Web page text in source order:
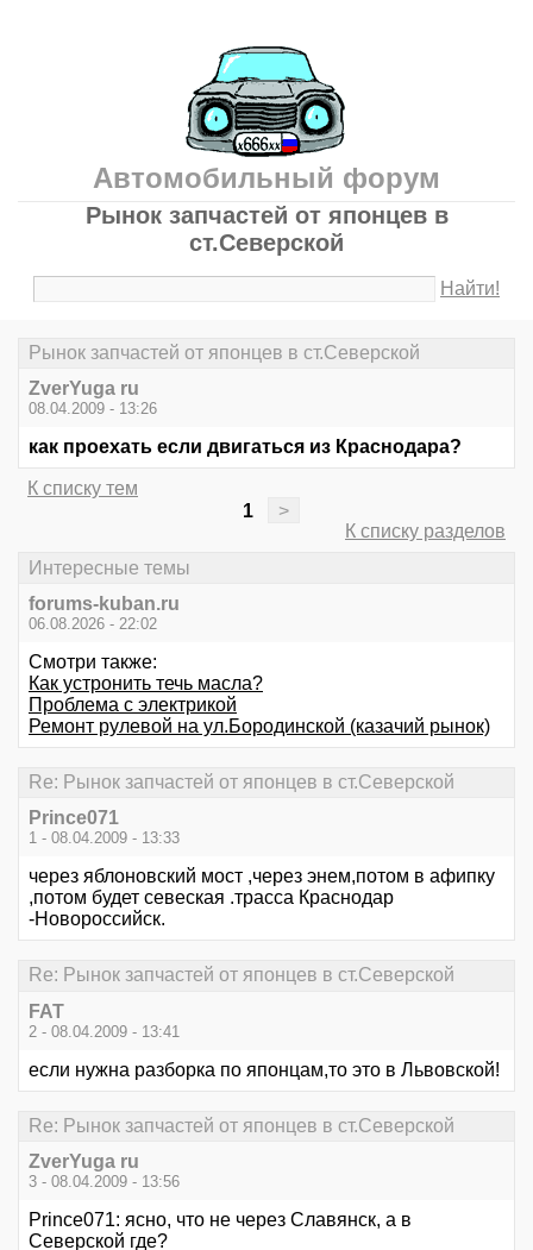
Автомобильный форум
Рынок запчастей от японцев в
ст.Северской
Найти!
Рынок запчастей от японцев в ст.Северской
ZverYuga ru
08.04.2009 - 13:26
как проехать если двигаться из Краснодара?
К списку тем
1
>
К списку разделов
Интересные темы
forums-kuban.ru
06.08.2026 - 22:02
Смотри также:
Как устронить течь масла?
Проблема с электрикой
Ремонт рулевой на ул.Бородинской (казачий рынок)
Re: Рынок запчастей от японцев в ст.Северской
Prince071
1 - 08.04.2009 - 13:33
через яблоновский мост ,через энем,потом в афипку
,потом будет севеская .трасса Краснодар
-Новороссийск.
Re: Рынок запчастей от японцев в ст.Северской
FAT
2 - 08.04.2009 - 13:41
если нужна разборка по японцам,то это в Львовской!
Re: Рынок запчастей от японцев в ст.Северской
ZverYuga ru
3 - 08.04.2009 - 13:56
Prince071: ясно, что не через Славянск, а в
Северской где?